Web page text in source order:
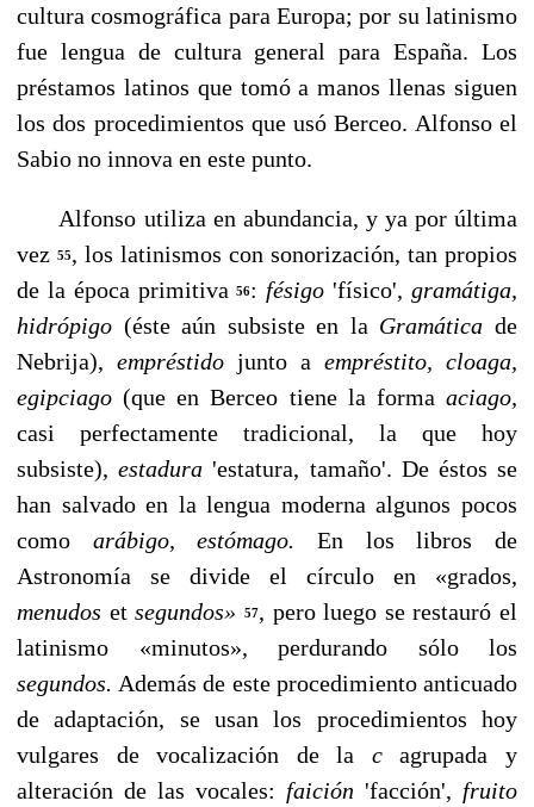
cultura cosmográfica para Europa; por su latinismo
fue lengua de cultura general para España. Los
préstamos latinos que tomó a manos llenas siguen
los dos procedimientos que usó Berceo. Alfonso el
Sabio no innova en este punto.
Alfonso utiliza en abundancia, y ya por última
vez 55, los latinismos con sonorización, tan propios
de la época pri­mitiva56: fésigo'físico',gramátiga,
hidrópigo (éste aún subsis­te en la Gramáticade
Nebrija), empréstido junto a empréstito, cloaga,
egipciago(que en Berceo tiene la formaaciago,
casi perfectamente tradicional, la que hoy
subsiste),estadura'es­tatura, tamaño'. De éstos se
han salvado en la lengua mo­derna algunos pocos
como arábigo, estómago.En los libros de
Astronomía se divide el círculo en «grados,
menudos etsegundos» 57, pero luego se restauró el
latinismo «minutos», perdurando sólo los
segundos. Además de este procedimiento anticuado
de adaptación, se usan los procedimientos hoy
vulgares de vocalización de la cagrupada y
alteración de las vocales: faición 'facción', fruito